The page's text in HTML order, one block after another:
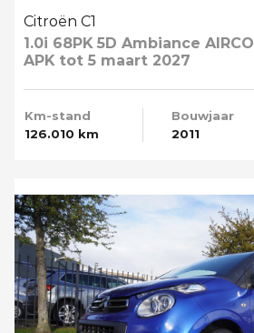
Citroën C1
1.0i 68PK 5D Ambiance AIRCO
APK tot 5 maart 2027
Km-stand
126.010 km
Bouwjaar
2011